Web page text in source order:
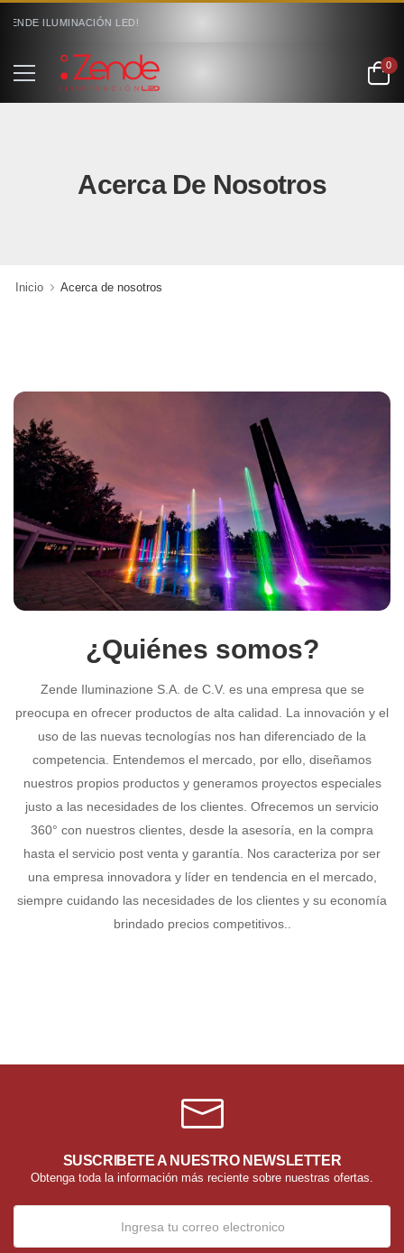
ILUMINACIÓN LED!
0
Acerca De Nosotros
Inicio Acerca de nosotros
¿Quiénes somos?
Zende Iluminazione S.A. de C.V. es una empresa que se
preocupa en ofrecer productos de alta calidad. La innovación y el
uso de las nuevas tecnologías nos han diferenciado de la
competencia. Entendemos el mercado, por ello, diseñamos
nuestros propios productos y generamos proyectos especiales
justo a las necesidades de los clientes. Ofrecemos un servicio
360° con nuestros clientes, desde la asesoría, en la compra
hasta el servicio post venta y garantía. Nos caracteriza por ser
una empresa innovadora y líder en tendencia en el mercado,
siempre cuidando las necesidades de los clientes y su economía
brindado precios competitivos..
SUSCRIBETE A NUESTRO NEWSLETTER
Obtenga toda la información más reciente sobre nuestras ofertas.